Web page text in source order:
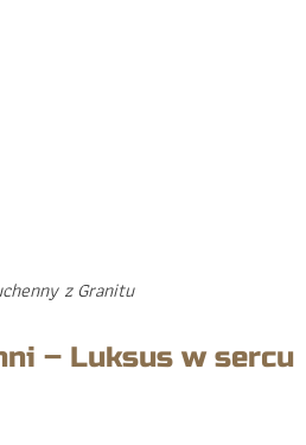
z Granitu
– Luksus w sercu